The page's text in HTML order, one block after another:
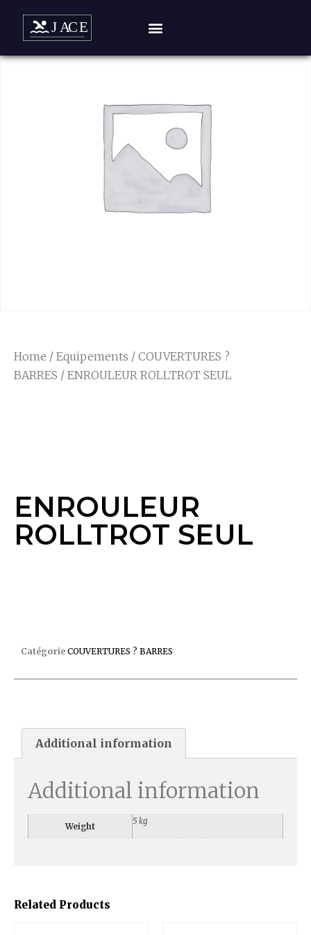
Home / Equipements / COUVERTURES ?
BARRES / ENROULEUR ROLLTROT SEUL
ENROULEUR
ROLLTROT SEUL
Related Products
Catégorie COUVERTURES ? BARRES
Additional information
Additional information
Weight
5 kg